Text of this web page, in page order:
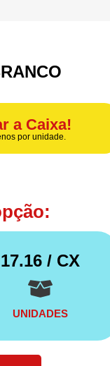
a Caixa!
por unidade.
17.16 / CX
UNIDADES